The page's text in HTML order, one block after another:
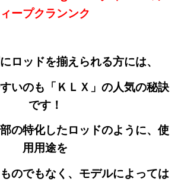
ィープクランンク
ロッドを揃えられる方には、
いのも「ＫＬＸ」の人気の秘訣
です！
の特化したロッドのように、使
用用途を
のでもなく、モデルによっては